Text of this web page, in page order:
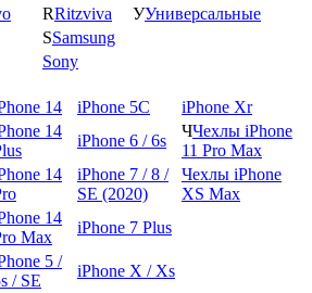
RRitzviva УУниверсальные
SSamsung
Sony
14 iPhone 5C
iPhone Xr
14
iPhone 6 / 6s
ЧЧехлы iPhone
11 Pro Max
14
iPhone 7 / 8 /
SE (2020)
Чехлы iPhone
XS Max
14
Max
iPhone 7 Plus
5 /
/ SE
iPhone X / Xs